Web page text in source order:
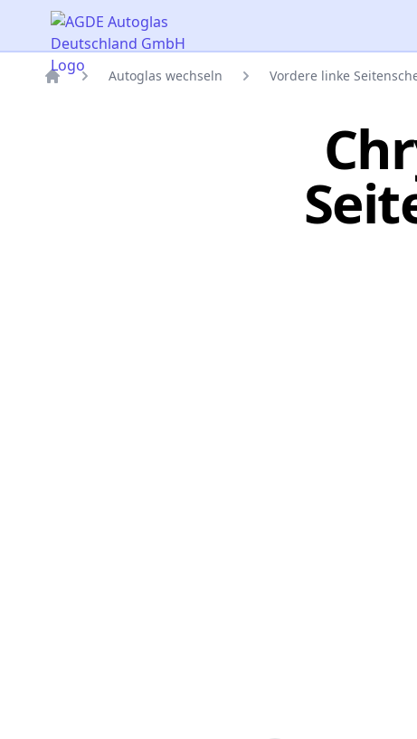
AGDE Autoglas Deutschland GmbH
Autoglas wechseln Vordere linke